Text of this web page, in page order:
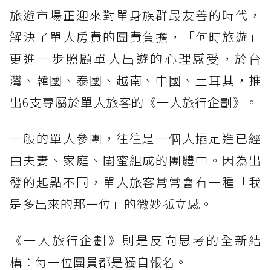
旅遊市場正迎來對單身族群最友善的時代，
解決了單人房費的團費負擔，「何時旅遊」
更進一步照顧單人出遊的心理感受，於台
灣、韓國、泰國、越南、中國、土耳其，推
出6支專屬於單人旅客的《一人旅行企劃》。
一般的單人參團，往往是一個人插足進已經
由夫妻、家庭、閨蜜組成的團體中。因為出
發的起點不同，單人旅客常常會有一種「我
是多出來的那一位」的微妙孤立感。
《一人旅行企劃》則是反向思考的全新結
構：每一位團員都是獨自報名。